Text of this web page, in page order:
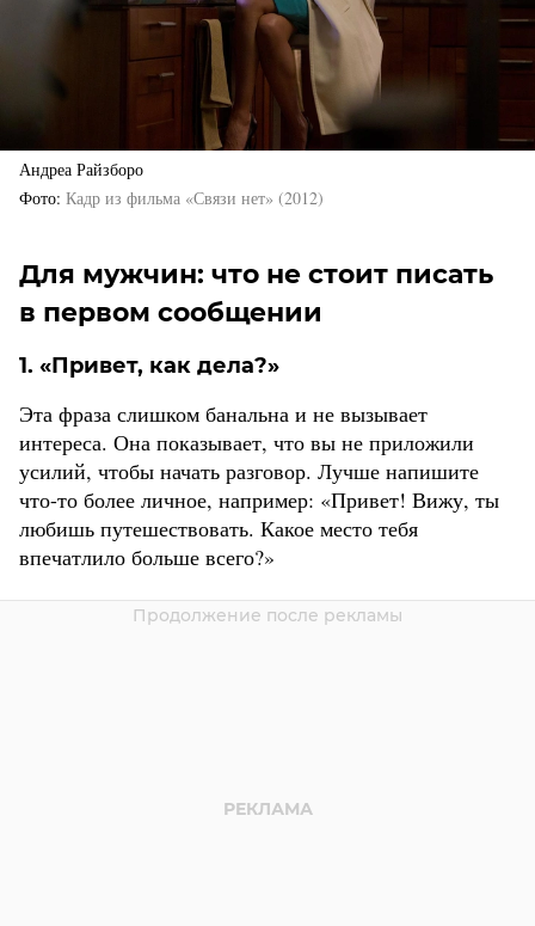
Андреа Райзборо
Фото Кадр из фильма «Связи нет» (2012)
Для мужчин: что не стоит писать
в первом сообщении
1. «Привет, как дела?»
Эта фраза слишком банальна и не вызывает
интереса. Она показывает, что вы не приложили
усилий, чтобы начать разговор. Лучше напишите
что-то более личное, например: «Привет! Вижу, ты
любишь путешествовать. Какое место тебя
впечатлило больше всего?»